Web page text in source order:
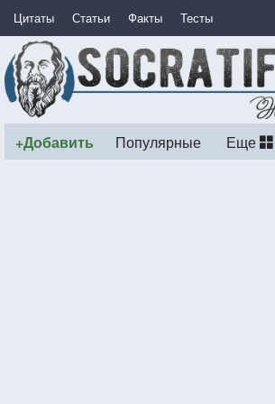
Цитаты Статьи Факты Тесты
+Добавить Популярные Еще